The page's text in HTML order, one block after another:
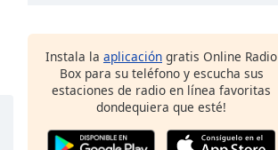
Instala la aplicación gratis Online Radio
Box para su teléfono y escucha sus
estaciones de radio en línea favoritas
dondequiera que esté!